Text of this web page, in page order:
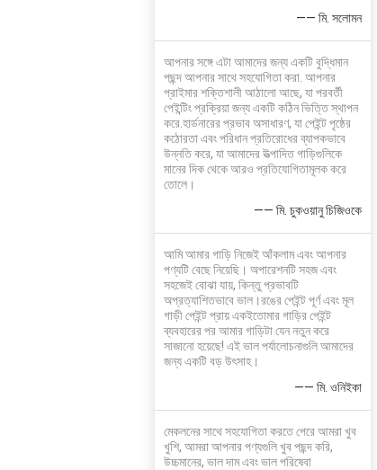
—— মি. সলোমন
আপনার সঙ্গে এটা আমাদের জন্য একটি বুদ্ধিমান
পছন্দ আপনার সাথে সহযোগিতা করা. আপনার
প্রাইমার শক্তিশালী আঠালো আছে, যা পরবর্তী
পেইন্টিং প্রক্রিয়া জন্য একটি কঠিন ভিত্তি স্থাপন
করে.হার্ডনারের প্রভাব অসাধারণ, যা পেইন্ট পৃষ্ঠের
কঠোরতা এবং পরিধান প্রতিরোধের ব্যাপকভাবে
উন্নতি করে, যা আমাদের উত্পাদিত গাড়িগুলিকে
মানের দিক থেকে আরও প্রতিযোগিতামূলক করে
তোলে।
—— মি. চুকওয়ানু চিজিওকে
আমি আমার গাড়ি নিজেই আঁকলাম এবং আপনার
পণ্যটি বেছে নিয়েছি। অপারেশনটি সহজ এবং
সহজেই বোঝা যায়, কিন্তু প্রভাবটি
অপ্রত্যাশিতভাবে ভাল।রঙের পেইন্ট পূর্ণ এবং মূল
গাড়ী পেইন্ট প্রায় একইতোমার গাড়ির পেইন্ট
ব্যবহারের পর আমার গাড়িটা যেন নতুন করে
সাজানো হয়েছে! এই ভাল পর্যালোচনাগুলি আমাদের
জন্য একটি বড় উৎসাহ।
—— মি. ওনিইকা
মেকলনের সাথে সহযোগিতা করতে পেরে আমরা খুব
খুশি, আমরা আপনার পণ্যগুলি খুব পছন্দ করি,
উচ্চমানের, ভাল দাম এবং ভাল পরিষেবা